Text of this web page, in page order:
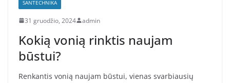
SANTECHNIKA
31 gruodžio, 2024 admin
Kokią vonią rinktis naujam
būstui?
Renkantis vonią naujam būstui, vienas svarbiausių